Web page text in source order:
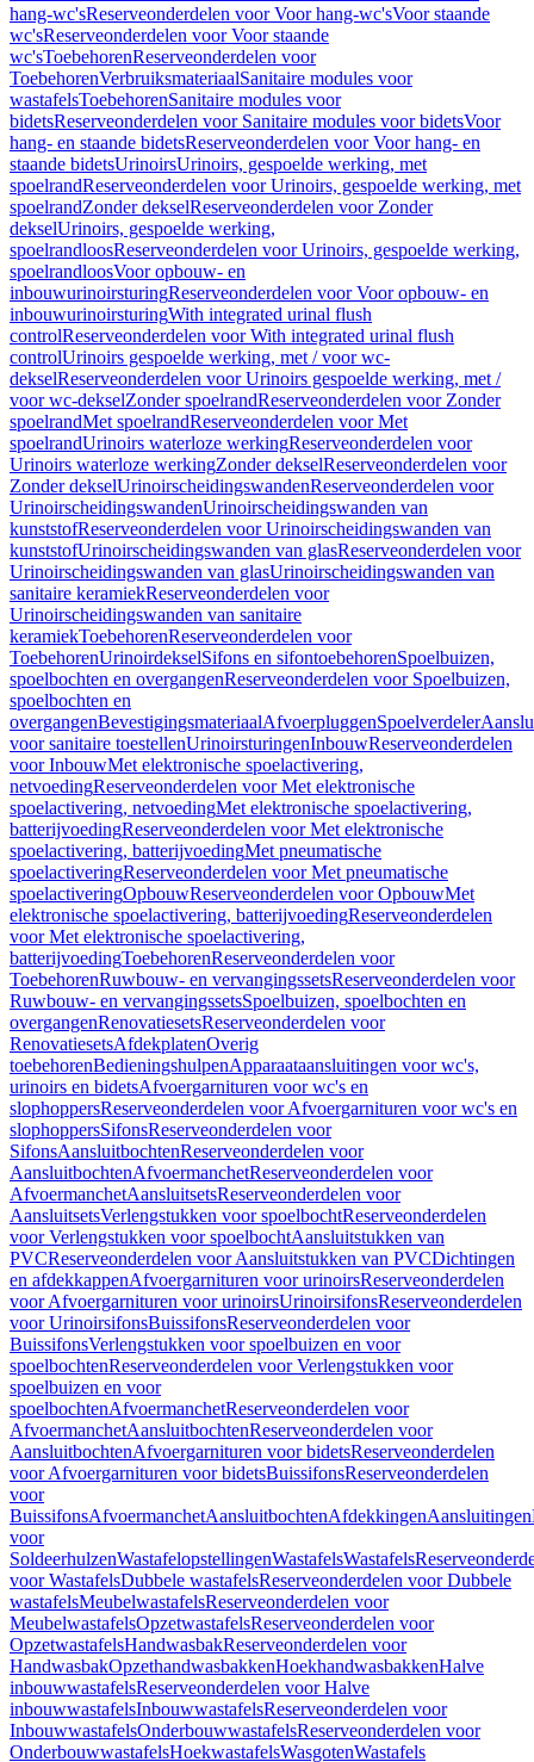
hang-wc'sReserveonderdelen voor Voor hang-wc'sVoor staande
wc'sReserveonderdelen voor Voor staande
wc'sToebehorenReserveonderdelen voor
ToebehorenVerbruiksmateriaalSanitaire modules voor
wastafelsToebehorenSanitaire modules voor
bidetsReserveonderdelen voor Sanitaire modules voor bidetsVoor
hang- en staande bidetsReserveonderdelen voor Voor hang- en
staande bidetsUrinoirsUrinoirs, gespoelde werking, met
spoelrandReserveonderdelen voor Urinoirs, gespoelde werking, met
spoelrandZonder dekselReserveonderdelen voor Zonder
dekselUrinoirs, gespoelde werking,
spoelrandloosReserveonderdelen voor Urinoirs, gespoelde werking,
spoelrandloosVoor opbouw- en
inbouwurinoirsturingReserveonderdelen voor Voor opbouw- en
inbouwurinoirsturingWith integrated urinal flush
controlReserveonderdelen voor With integrated urinal flush
controlUrinoirs gespoelde werking, met / voor wc-
dekselReserveonderdelen voor Urinoirs gespoelde werking, met /
voor wc-dekselZonder spoelrandReserveonderdelen voor Zonder
spoelrandMet spoelrandReserveonderdelen voor Met
spoelrandUrinoirs waterloze werkingReserveonderdelen voor
Urinoirs waterloze werkingZonder dekselReserveonderdelen voor
Zonder dekselUrinoirscheidingswandenReserveonderdelen voor
UrinoirscheidingswandenUrinoirscheidingswanden van
kunststofReserveonderdelen voor Urinoirscheidingswanden van
kunststofUrinoirscheidingswanden van glasReserveonderdelen voor
Urinoirscheidingswanden van glasUrinoirscheidingswanden van
sanitaire keramiekReserveonderdelen voor
Urinoirscheidingswanden van sanitaire
keramiekToebehorenReserveonderdelen voor
ToebehorenUrinoirdekselSifons en sifontoebehorenSpoelbuizen,
spoelbochten en overgangenReserveonderdelen voor Spoelbuizen,
spoelbochten en
overgangenBevestigingsmateriaalAfvoerpluggenSpoelverdeler
voor sanitaire toestellenUrinoirsturingenInbouwReserveonderdelen
voor InbouwMet elektronische spoelactivering,
netvoedingReserveonderdelen voor Met elektronische
spoelactivering, netvoedingMet elektronische spoelactivering,
batterijvoedingReserveonderdelen voor Met elektronische
spoelactivering, batterijvoedingMet pneumatische
spoelactiveringReserveonderdelen voor Met pneumatische
spoelactiveringOpbouwReserveonderdelen voor OpbouwMet
elektronische spoelactivering, batterijvoedingReserveonderdelen
voor Met elektronische spoelactivering,
batterijvoedingToebehorenReserveonderdelen voor
ToebehorenRuwbouw- en vervangingssetsReserveonderdelen voor
Ruwbouw- en vervangingssetsSpoelbuizen, spoelbochten en
overgangenRenovatiesetsReserveonderdelen voor
RenovatiesetsAfdekplatenOverig
toebehorenBedieningshulpenApparaataansluitingen voor wc's,
urinoirs en bidetsAfvoergarnituren voor wc's en
slophoppersReserveonderdelen voor Afvoergarnituren voor wc's en
slophoppersSifonsReserveonderdelen voor
SifonsAansluitbochtenReserveonderdelen voor
AansluitbochtenAfvoermanchetReserveonderdelen voor
AfvoermanchetAansluitsetsReserveonderdelen voor
AansluitsetsVerlengstukken voor spoelbochtReserveonderdelen
voor Verlengstukken voor spoelbochtAansluitstukken van
PVCReserveonderdelen voor Aansluitstukken van PVCDichtingen
en afdekkappenAfvoergarnituren voor urinoirsReserveonderdelen
voor Afvoergarnituren voor urinoirsUrinoirsifonsReserveonderdelen
voor UrinoirsifonsBuissifonsReserveonderdelen voor
BuissifonsVerlengstukken voor spoelbuizen en voor
spoelbochtenReserveonderdelen voor Verlengstukken voor
spoelbuizen en voor
spoelbochtenAfvoermanchetReserveonderdelen voor
AfvoermanchetAansluitbochtenReserveonderdelen voor
AansluitbochtenAfvoergarnituren voor bidetsReserveonderdelen
voor Afvoergarnituren voor bidetsBuissifonsReserveonderdelen
voor
BuissifonsAfvoermanchetAansluitbochtenAfdekkingenAansluitingen
voor
SoldeerhulzenWastafelopstellingenWastafelsWastafels
voor WastafelsDubbele wastafelsReserveonderdelen voor Dubbele
wastafelsMeubelwastafelsReserveonderdelen voor
MeubelwastafelsOpzetwastafelsReserveonderdelen voor
OpzetwastafelsHandwasbakReserveonderdelen voor
HandwasbakOpzethandwasbakkenHoekhandwasbakkenHalve
inbouwwastafelsReserveonderdelen voor Halve
inbouwwastafelsInbouwwastafelsReserveonderdelen voor
InbouwwastafelsOnderbouwwastafelsReserveonderdelen voor
OnderbouwwastafelsHoekwastafelsWasgotenWastafels